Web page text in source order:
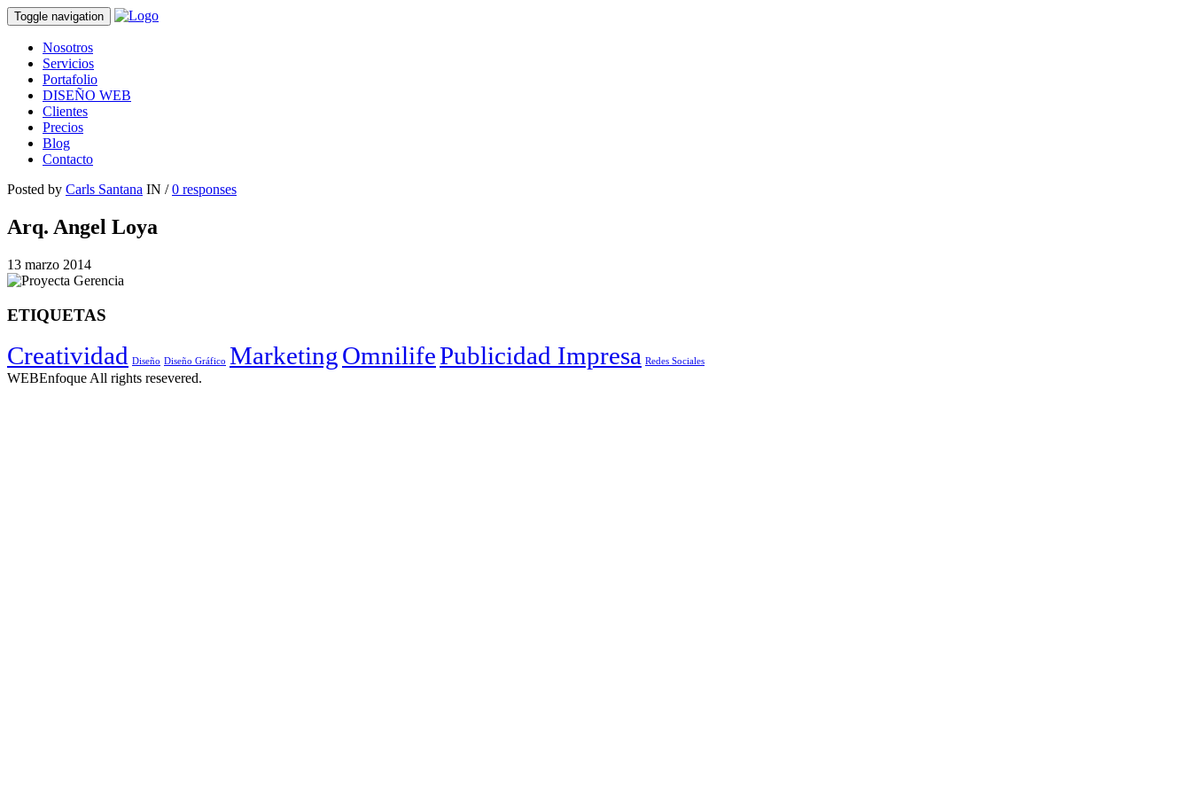
Toggle navigation
Nosotros
Servicios
Portafolio
DISEÑO WEB
Clientes
Precios
Blog
Contacto
Posted by Carls Santana IN /0 responses
Arq. Angel Loya
13 marzo 2014
ETIQUETAS
Creatividad Diseño Diseño Gráfico MarketingOmnilifePublicidad Impresa Redes Sociales
WEBEnfoque All rights resevered.